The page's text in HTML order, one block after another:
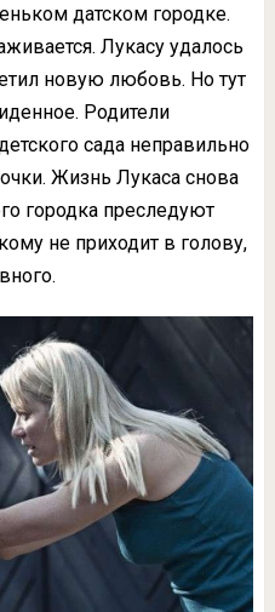
датском городке.
Лукасу удалось
новую любовь. Но тут
Родители
сада неправильно
Жизнь Лукаса снова
городка преследуют
не приходит в голову,